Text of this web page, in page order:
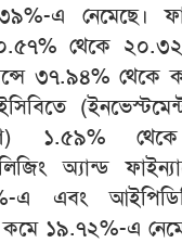
এ নেমেছে।
থেকে
৩৭.৯৪%
১.৫৯%
অ্যান্ড
এ এবং
১৯.৭২%-এ